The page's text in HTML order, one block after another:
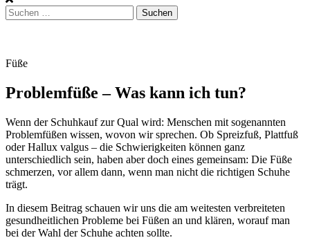
Suchen
nach:
Füße
Problemfüße – Was kann ich tun?
Wenn der Schuhkauf zur Qual wird: Menschen mit sogenannten
Problemfüßen wissen, wovon wir sprechen. Ob Spreizfuß, Plattfuß
oder Hallux valgus – die Schwierigkeiten können ganz
unterschiedlich sein, haben aber doch eines gemeinsam: Die Füße
schmerzen, vor allem dann, wenn man nicht die richtigen Schuhe
trägt.
In diesem Beitrag schauen wir uns die am weitesten verbreiteten
gesundheitlichen Probleme bei Füßen an und klären, worauf man
bei der Wahl der Schuhe achten sollte.